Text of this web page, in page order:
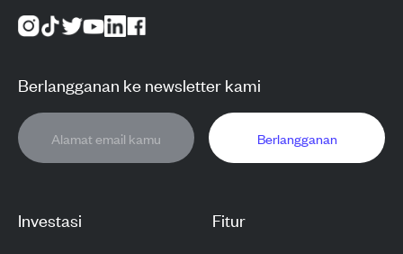
Investasi Fitur
Berlangganan ke newsletter kami
Berlangganan